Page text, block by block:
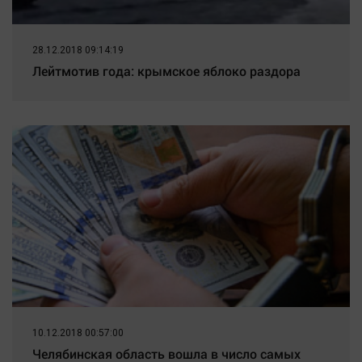
28.12.2018 09:14:19
Лейтмотив года: крымское яблоко раздора
10.12.2018 00:57:00
Челябинская область вошла в число самых